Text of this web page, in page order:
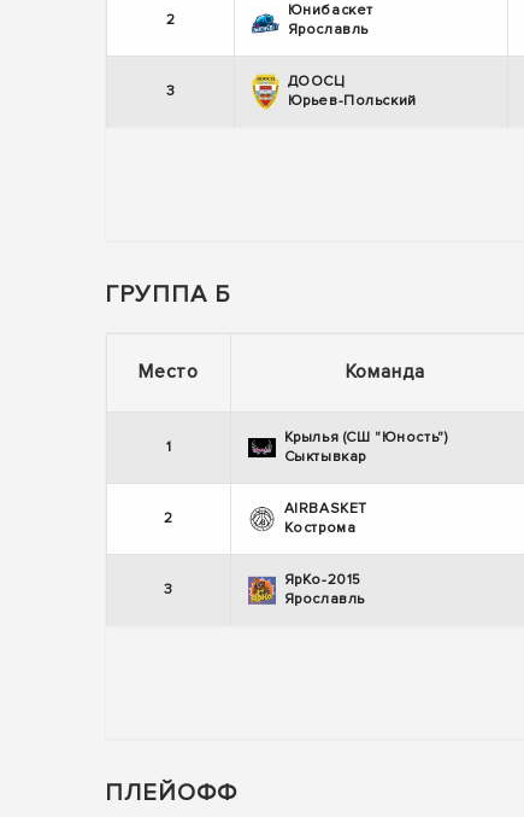
2
Юнибаскет
Ярославль
3
ДООСЦ
Юрьев-Польский
ГРУППА Б
Место Команда
1
Крылья (СШ "Юность")
Сыктывкар
2
AIRBASKET
Кострома
3
ЯрКо-2015
Ярославль
ПЛЕЙОФФ